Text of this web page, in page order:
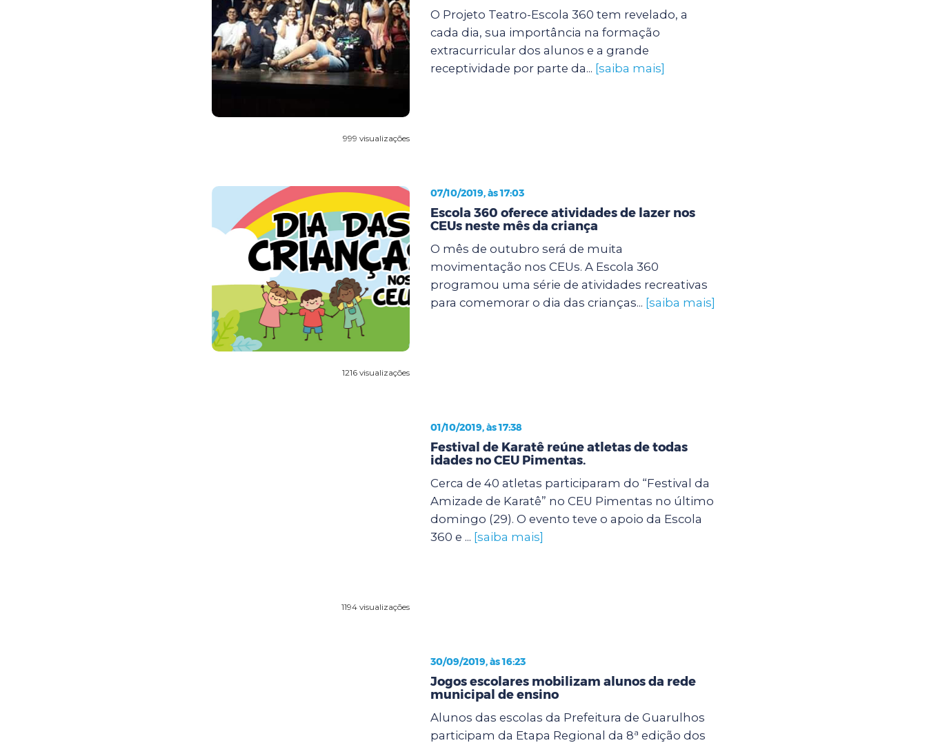
999 visualizações
O Projeto Teatro-Escola 360 tem revelado, a
cada dia, sua importância na formação
extracurricular dos alunos e a grande
receptividade por parte da... [saiba mais]
1216 visualizações
07/10/2019, às 17:03
Escola 360 oferece atividades de lazer nos
CEUs neste mês da criança
O mês de outubro será de muita
movimentação nos CEUs. A Escola 360
programou uma série de atividades recreativas
para comemorar o dia das crianças... [saiba mais]
1194 visualizações
01/10/2019, às 17:38
Festival de Karatê reúne atletas de todas
idades no CEU Pimentas.
Cerca de 40 atletas participaram do “Festival da
Amizade de Karatê” no CEU Pimentas no último
domingo (29). O evento teve o apoio da Escola
360 e ... [saiba mais]
30/09/2019, às 16:23
Jogos escolares mobilizam alunos da rede
municipal de ensino
Alunos das escolas da Prefeitura de Guarulhos
participam da Etapa Regional da 8ª edição dos